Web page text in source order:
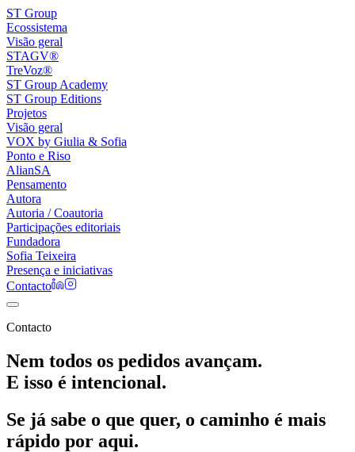
ST Group
Ecossistema
Visão geral
STAGV®
TreVoz®
ST Group Academy
ST Group Editions
Projetos
Visão geral
VOX by Giulia & Sofia
Ponto e Riso
AlianSA
Pensamento
Autora
Autoria / Coautoria
Participações editoriais
Fundadora
Sofia Teixeira
Presença e iniciativas
Contacto
Contacto
Nem todos os pedidos avançam.
E isso é intencional.
Se já sabe o que quer, o caminho é mais
rápido por aqui.